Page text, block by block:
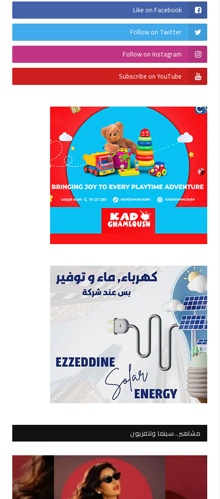
Like on Facebook
Follow on Twitter
Follow on Instagram
Subscribe on YouTube
مشاهير.. سينما وتلفزيون